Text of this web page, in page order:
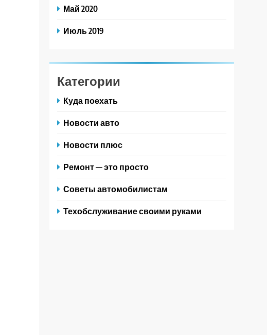
Май 2020
Июль 2019
Категории
Куда поехать
Новости авто
Новости плюс
Ремонт — это просто
Советы автомобилистам
Техобслуживание своими руками